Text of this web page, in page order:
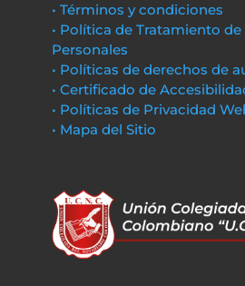
• Términos y condiciones
• Política de Tratamiento de
Personales
• Políticas de derechos de
• Certificado de
• Políticas de Privacidad
• Mapa del Sitio